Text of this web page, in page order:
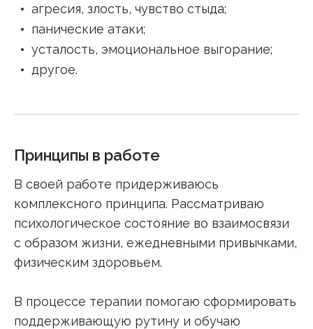
агресия, злость, чувство стыда;
панические атаки;
усталость, эмоциональное выгорание;
другое.
Принципы в работе
В своей работе придерживаюсь
комплексного принципа. Рассматриваю
психологическое состояние во взаимосвязи
с образом жизни, ежедневными привычками,
физическим здоровьем.
В процессе терапии помогаю сформировать
поддерживающую рутину и обучаю